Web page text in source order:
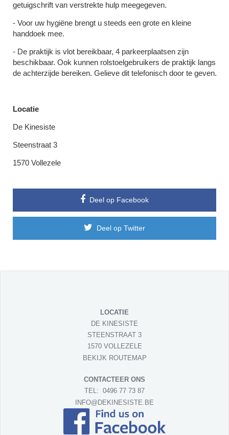
getuigschrift van verstrekte hulp meegegeven.
- Voor uw hygiëne brengt u steeds een grote en kleine
handdoek mee.
- De praktijk is vlot bereikbaar, 4 parkeerplaatsen zijn
beschikbaar. Ook kunnen rolstoelgebruikers de praktijk langs
de achterzijde bereiken. Gelieve dit telefonisch door te geven.
Locatie
De Kinesiste
Steenstraat 3
1570 Vollezele
Deel op Facebook
Deel op Twitter
LOCATIE
DE KINESISTE
STEENSTRAAT 3
1570 VOLLEZELE
BEKIJK ROUTEMAP
CONTACTEER ONS
TEL: 0496 77 73 87
INFO@DEKINESISTE.BE